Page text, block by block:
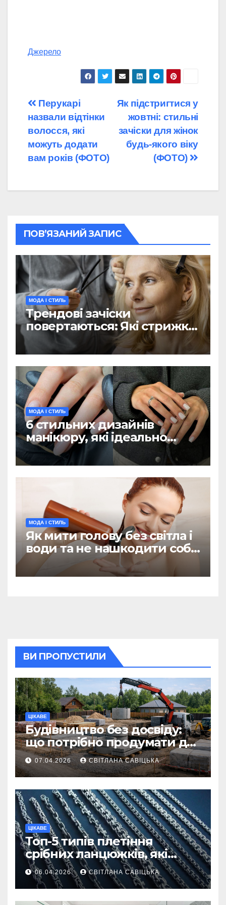
Джерело
Навігація
записів
Як підстригтися у
жовтні: стильні
зачіски для жінок
будь-якого віку
(ФОТО)
Перукарі
назвали відтінки
волосся, які
можуть додати
вам років (ФОТО)
ПОВ’ЯЗАНИЙ ЗАПИС
МОДА І СТИЛЬ
Трендові зачіски
повертаються: Які стрижки
з 90-х популярні цієї
зими(ФОТО)
МОДА І СТИЛЬ
6 стильних дизайнів
манікюру, які ідеально
підійдуть для холодної
пори (ФОТО)
МОДА І СТИЛЬ
Як мити голову без світла і
води та не нашкодити собі:
поради дерматолога
ВИ ПРОПУСТИЛИ
ЦІКАВЕ
Будівництво без досвіду:
що потрібно продумати до
першої доставки на
ділянку
07.04.2026 СВІТЛАНА САВІЦЬКА
ЦІКАВЕ
Топ-5 типів плетіння
срібних ланцюжків, які
вважаються
найнадійнішими
06.04.2026 СВІТЛАНА САВІЦЬКА